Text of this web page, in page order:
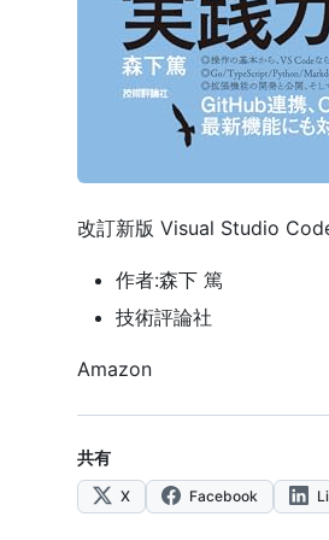
改訂新版 Visual Studio
作者:森下 篤
技術評論社
Amazon
共有
X Facebook